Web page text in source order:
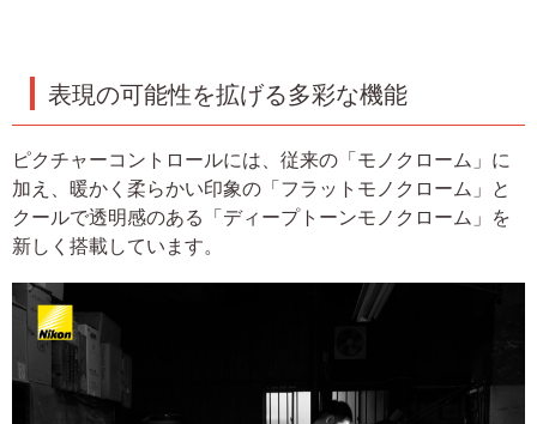
表現の可能性を拡げる多彩な機能
ピクチャーコントロールには、従来の「モノクローム」に
加え、暖かく柔らかい印象の「フラットモノクローム」と
クールで透明感のある「ディープトーンモノクローム」を
新しく搭載しています。